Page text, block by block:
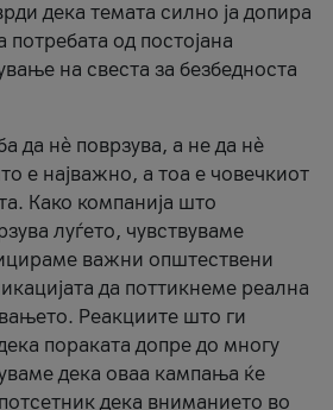
дека темата силно ја допира
потребата од постојана
на свеста за безбедноста
да нè поврзува, а не да нè
е најважно, а тоа е човечкиот
Како компанија што
луѓето, чувствуваме
важни општествени
да поттикнеме реална
Реакциите што ги
пораката допре до многу
дека оваа кампања ќе
дека вниманието во